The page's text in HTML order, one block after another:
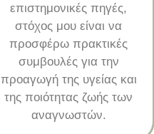
επιστημονικές πηγές,
στόχος μου είναι να
προσφέρω πρακτικές
συμβουλές για την
προαγωγή της υγείας και
της ποιότητας ζωής των
αναγνωστών.